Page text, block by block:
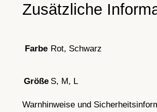
c
e
Zusätzliche
Farbe Rot, Schwarz
Größe S, M, L
Warnhinweise und